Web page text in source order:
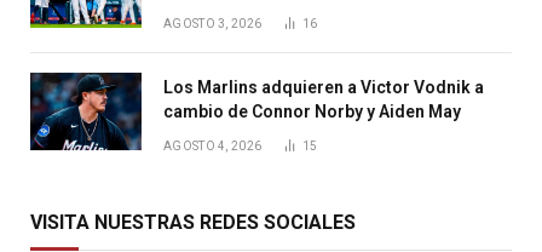
AGOSTO 3, 2026 16
Los Marlins adquieren a Victor Vodnik a
cambio de Connor Norby y Aiden May
AGOSTO 4, 2026 15
VISITA NUESTRAS REDES SOCIALES